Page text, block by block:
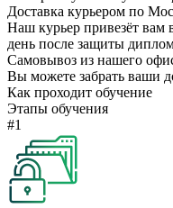
Доставка курьером по
Наш курьер привезёт
день после защиты
Самовывоз из нашего
Вы можете забрать ваши
Как проходит обучение
Этапы обучения
#1